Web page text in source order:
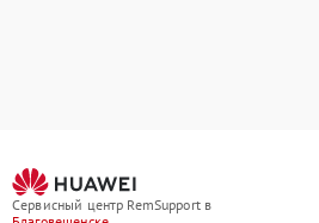
Сервисный центр RemSupport в